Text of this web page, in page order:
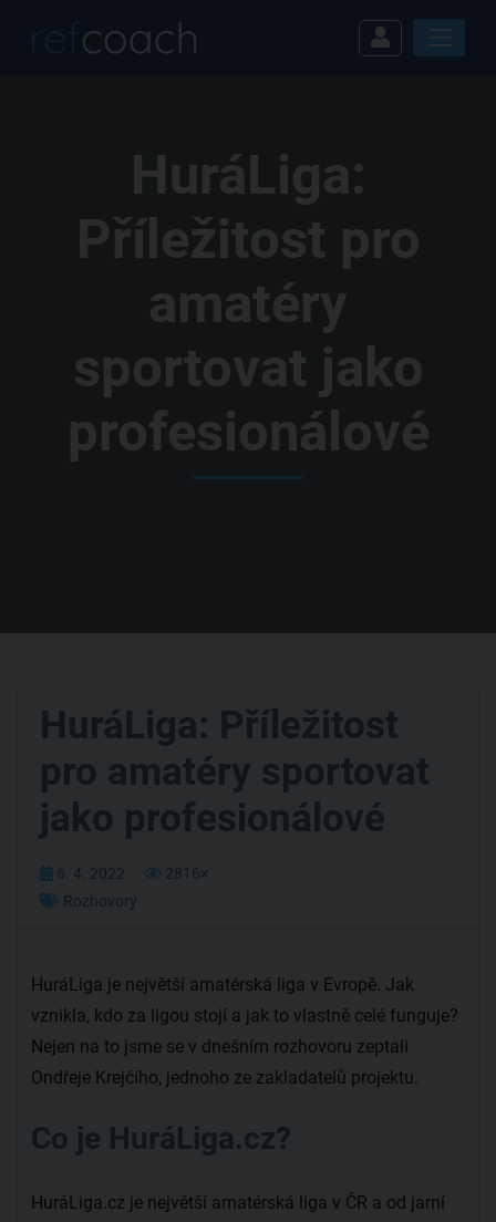
HuráLiga:
Příležitost pro
amatéry
sportovat jako
profesionálové
HuráLiga: Příležitost
pro amatéry sportovat
jako profesionálové
6. 4. 2022
2816×
Rozhovory
HuráLiga je největší amatérská liga v Evropě. Jak
vznikla, kdo za ligou stojí a jak to vlastně celé funguje?
Nejen na to jsme se v dnešním rozhovoru zeptali
Ondřeje Krejčího, jednoho ze zakladatelů projektu.
Co je HuráLiga.cz?
HuráLiga.cz je největší amatérská liga v ČR a od jarní